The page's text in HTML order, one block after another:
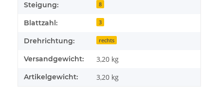
Steigung: 8
Blattzahl: 3
Drehrichtung: rechts
Versandgewicht: 3,20 kg
Artikelgewicht: 3,20 kg